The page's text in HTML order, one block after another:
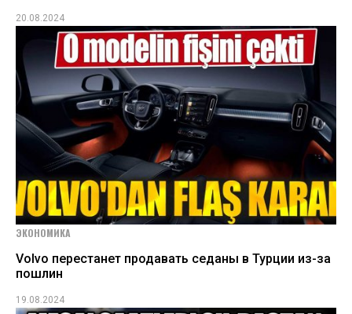
20.08.2024
ЭКОНОМИКА
Volvo перестанет продавать седаны в Турции из-за
пошлин
19.08.2024